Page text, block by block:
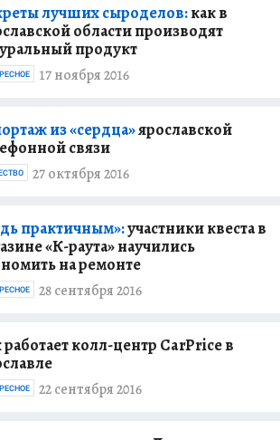
лучших сыроделов:как в
области производят
продукт
17 ноября 2016
из «сердца»ярославской
связи
27 октября 2016
практичным»:участники квеста в
«К-раута» научились
на ремонте
28 сентября 2016
работает колл-центр CarPrice в
22 сентября 2016